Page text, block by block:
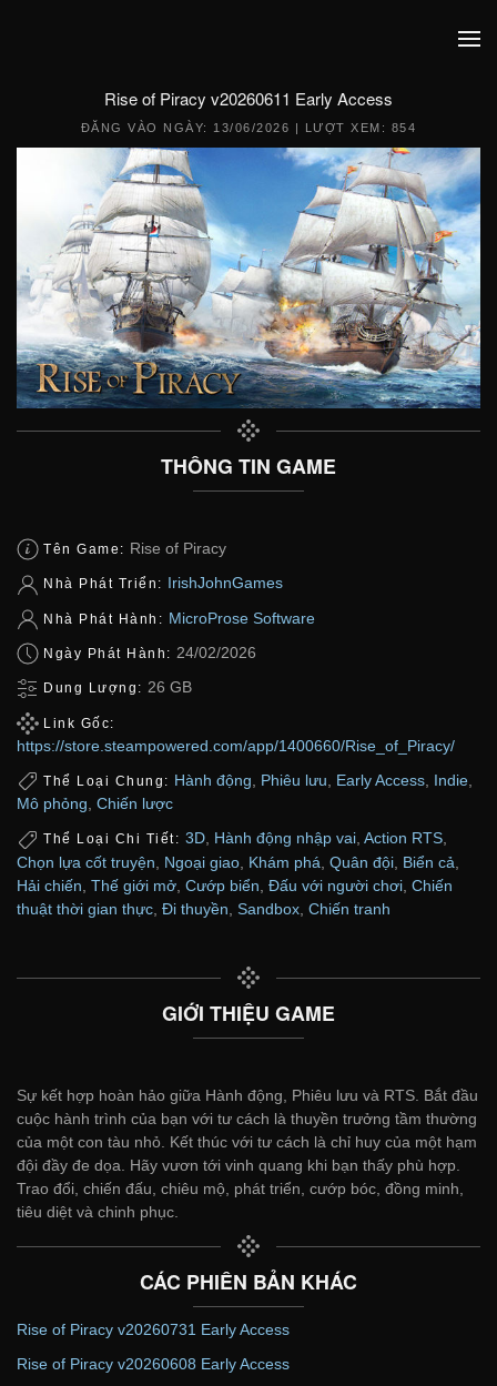
Rise of Piracy v20260611 Early Access
ĐĂNG VÀO NGÀY: 13/06/2026 | LƯỢT XEM: 854
THÔNG TIN GAME
Tên Game: Rise of Piracy
Nhà Phát Triển: IrishJohnGames
Nhà Phát Hành: MicroProse Software
Ngày Phát Hành: 24/02/2026
Dung Lượng: 26 GB
Link Gốc:
https://store.steampowered.com/app/1400660/Rise_of_Piracy/
Thể Loại Chung: Hành động Phiêu lưu Early Access Indie
Mô phỏng, Chiến lược
Thể Loại Chi Tiết: 3D, Hành động nhập vai, Action RTS,
Chọn lựa cốt truyện
Ngoại giao Khám phá Quân đội Biển cả
Hải chiến Thế giới mở Cướp biển Đấu với người chơi Chiến
thuật thời gian thực Đi thuyền Sandbox Chiến tranh
GIỚI THIỆU GAME
Sự kết hợp hoàn hảo giữa Hành động, Phiêu lưu và RTS. Bắt đầu
cuộc hành trình của bạn với tư cách là thuyền trưởng tầm thường
của một con tàu nhỏ. Kết thúc với tư cách là chỉ huy của một hạm
đội đầy đe dọa. Hãy vươn tới vinh quang khi bạn thấy phù hợp.
Trao đổi, chiến đấu, chiêu mộ, phát triển, cướp bóc, đồng minh,
tiêu diệt và chinh phục.
CÁC PHIÊN BẢN KHÁC
Rise of Piracy v20260731 Early Access
Rise of Piracy v20260608 Early Access